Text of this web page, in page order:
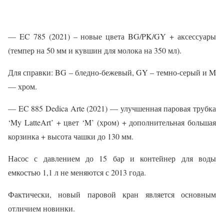
— EC 785 (2021) – новые цвета BG/PK/GY + аксессуары
(темпер на 50 мм и кувшин для молока на 350 мл).
Для справки: BG – бледно-бежевый, GY – темно-серый и M
— хром.
— EC 885 Dedica Arte (2021) — улучшенная паровая трубка
‘My LatteArt’ + цвет ‘M’ (хром) + дополнительная большая
корзинка + высота чашки до 130 мм.
Насос с давлением до 15 бар и контейнер для воды
емкостью 1,1 л не меняются с 2013 года.
Фактически, новый паровой кран является основным
отличием новинки.